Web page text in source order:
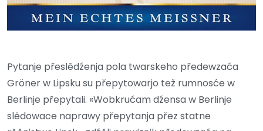
Pytanje přeslědźenja pola twarskeho předewzaća
Gröner w Lipsku su přepytowarjo tež rumnosće w
Berlinje přepytali. «Wobkrućam dźensa w Berlinje
slědowace naprawy přepytanja přez statne